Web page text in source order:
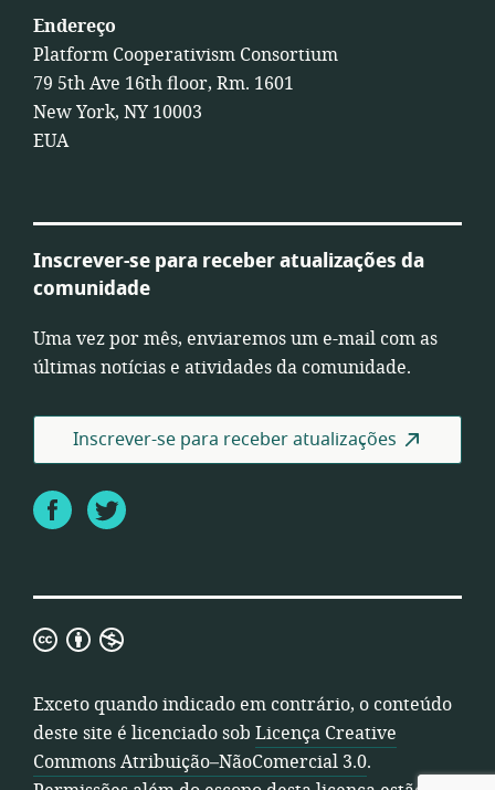
Endereço
Platform Cooperativism Consortium
79 5th Ave 16th floor, Rm. 1601
New York, NY 10003
EUA
Inscrever-se para receber atualizações da
comunidade
Uma vez por mês, enviaremos um e-mail com as
últimas notícias e atividades da comunidade.
Inscrever-se para receber atualizações
FacebookTwitter
Licença
Commons
Atribuição–
NãoComercial
3.0
Exceto quando indicado em contrário, o conteúdo
deste site é licenciado sob Licença Creative
Commons Atribuição–NãoComercial 3.0.